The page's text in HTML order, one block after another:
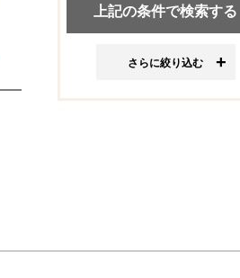
さらに絞り込む